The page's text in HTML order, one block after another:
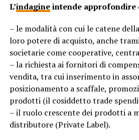
L’indagineintende approfondire
– le modalità con cui le catene
loro potere di acquisto, anche
societarie come cooperative,
– la richiesta ai fornitori di
vendita, tra cui inserimento in
posizionamento a scaffale,
prodotti (il cosiddetto trade
– il ruolo crescente dei prodotti a
distributore (Private Label).